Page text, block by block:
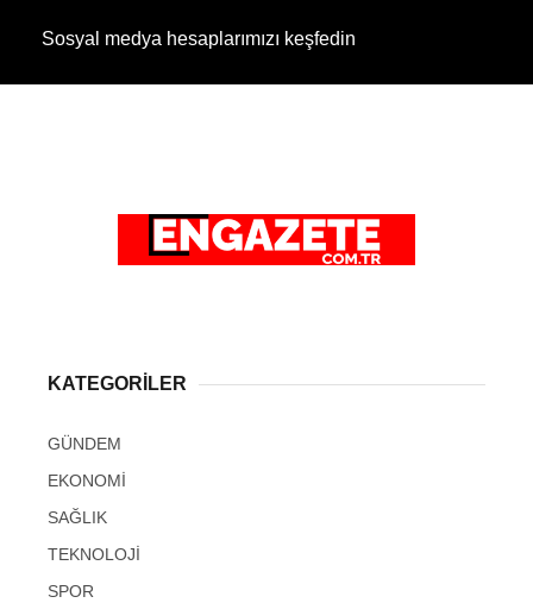
Sosyal medya hesaplarımızı keşfedin
KATEGORİLER
GÜNDEM
EKONOMİ
SAĞLIK
TEKNOLOJİ
SPOR